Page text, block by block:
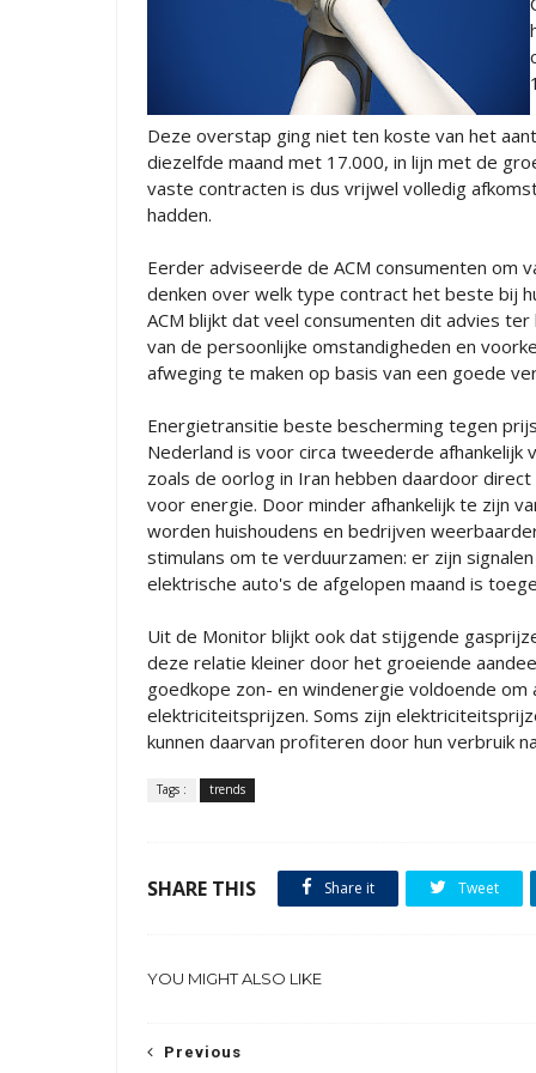
Deze overstap ging niet ten koste van het
diezelfde maand met 17.000, in lijn met de
vaste contracten is dus vrijwel volledig
hadden.
Eerder adviseerde de ACM consumenten om
denken over welk type contract het beste bij
ACM blijkt dat veel consumenten dit advies
van de persoonlijke omstandigheden en
afweging te maken op basis van een goede
Energietransitie beste bescherming tegen
Nederland is voor circa tweederde afhankelijk
zoals de oorlog in Iran hebben daardoor
voor energie. Door minder afhankelijk te zijn
worden huishoudens en bedrijven
stimulans om te verduurzamen: er zijn
elektrische auto's de afgelopen maand is
Uit de Monitor blijkt ook dat stijgende
deze relatie kleiner door het groeiende
goedkope zon- en windenergie voldoende
elektriciteitsprijzen. Soms zijn
kunnen daarvan profiteren door hun verbruik
Tags : trends
SHARE THIS Share it Tweet
YOU MIGHT ALSO LIKE
Previous